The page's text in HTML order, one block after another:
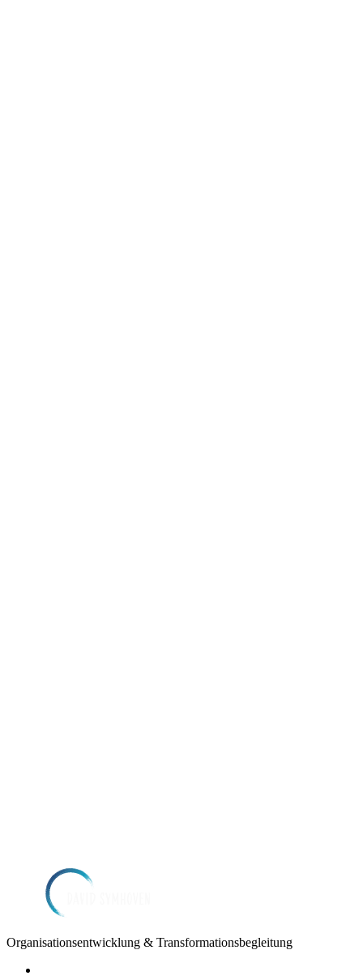
Organisationsentwicklung & Transformationsbegleitung